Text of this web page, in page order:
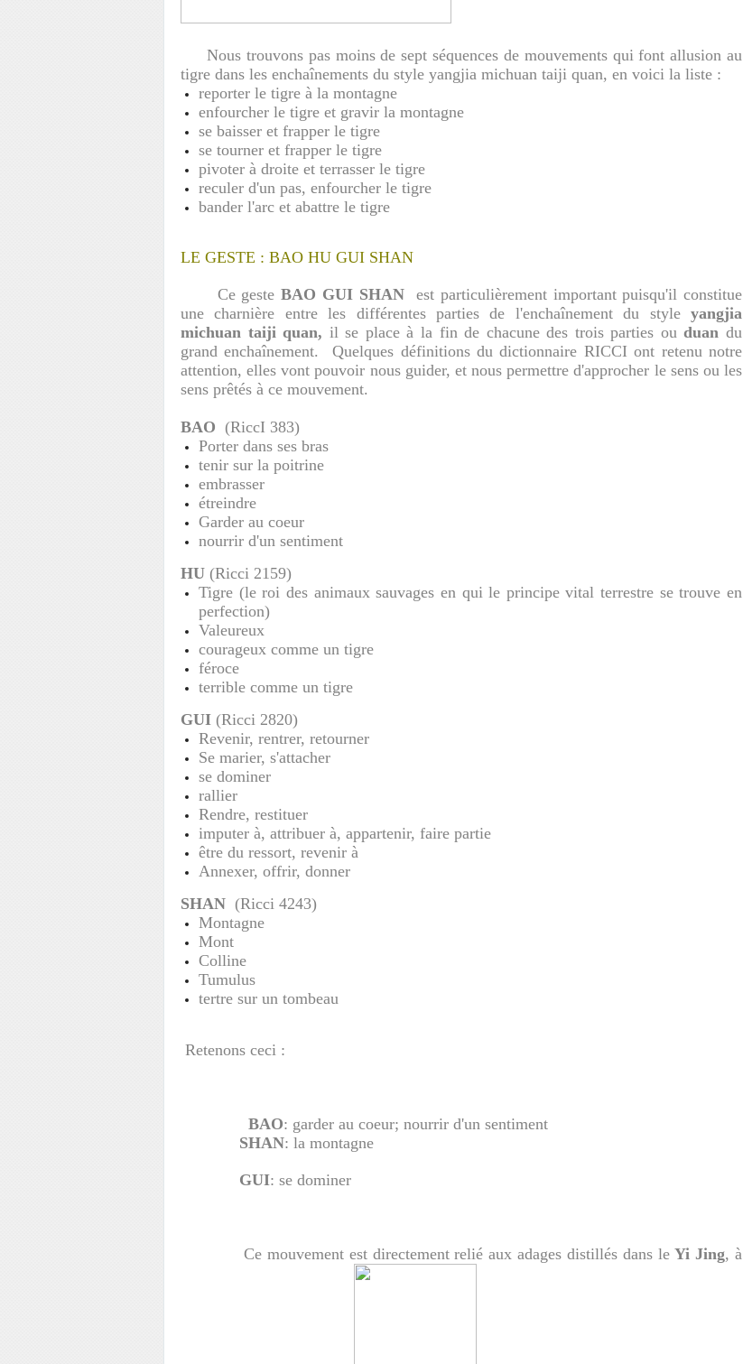
Nous trouvons pas moins de sept séquences de mouvements qui font allusion au
tigre dans les enchaînements du style yangjia michuan taiji quan, en voici la liste :
reporter le tigre à la montagne
enfourcher le tigre et gravir la montagne
se baisser et frapper le tigre
se tourner et frapper le tigre
pivoter à droite et terrasser le tigre
reculer d'un pas, enfourcher le tigre
bander l'arc et abattre le tigre
LE GESTE : BAO HU GUI SHAN
Ce geste BAO GUI SHANest particulièrement important puisqu'il constitue
une charnière entre les différentes parties de l'enchaînement du style yangjia
michuan taiji quan, il se place à la fin de chacune des trois parties ouduan du
grand enchaînement.Quelques définitions du dictionnaire RICCI ont retenu notre
attention, elles vont pouvoir nous guider, et nous permettre d'approcher le sens ou les
sens prêtés à ce mouvement.
BAO (RiccI 383)
Porter dans ses bras
tenir sur la poitrine
embrasser
étreindre
Garder au coeur
nourrir d'un sentiment
HU (Ricci 2159)
Tigre (le roi des animaux sauvages en qui le principe vital terrestre se trouve en
perfection)
Valeureux
courageux comme un tigre
féroce
terrible comme un tigre
GUI (Ricci 2820)
Revenir, rentrer, retourner
Se marier, s'attacher
se dominer
rallier
Rendre, restituer
imputer à, attribuer à, appartenir, faire partie
être du ressort, revenir à
Annexer, offrir, donner
SHAN (Ricci 4243)
Montagne
Mont
Colline
Tumulus
tertre sur un tombeau
Retenons ceci :
BAO: garder au coeur; nourrir d'un sentiment
SHAN: la montagne
GUI: se dominer
Ce mouvement est directement relié aux adages distillés dans leYi Jing, à